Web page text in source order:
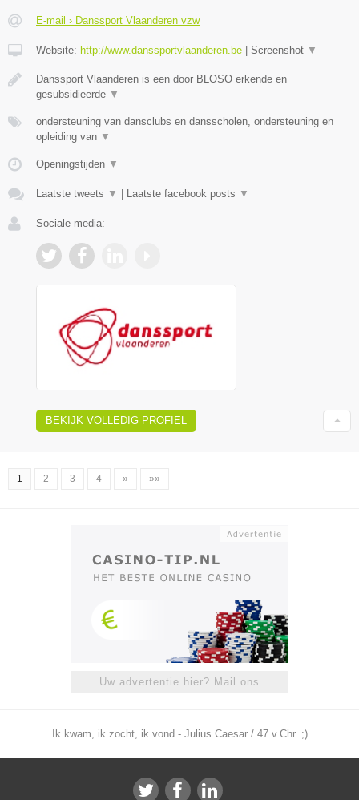
E-mail › Danssport Vlaanderen vzw
Website: http://www.danssportvlaanderen.be Screenshot ▼
Danssport Vlaanderen is een door BLOSO erkende en
gesubsidieerde ▼
ondersteuning van dansclubs en dansscholen, ondersteuning en
opleiding van ▼
Openingstijden ▼
Laatste tweets ▼ Laatste facebook posts ▼
Sociale media:
BEKIJK VOLLEDIG PROFIEL
1 2 3 4 » »»
Uw advertentie hier? Mail ons
Ik kwam, ik zocht, ik vond - Julius Caesar / 47 v.Chr. ;)